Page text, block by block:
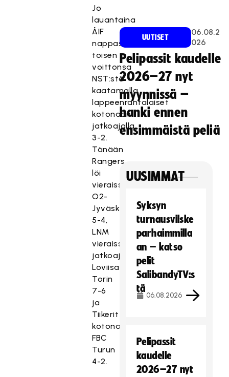
Jo
lauantaina
ÅIF
nappasi
toisen
voittonsa
NST:stä
kaatamalla
lappeenrantalaiset
kotonaan
jatkoajalla
3-2.
Tänään
Rangers
löi
vieraissa
O2-
Jyväskylän
5-4,
LNM
vieraissa
jatkoajalla
Loviisan
Torin
7-6
ja
Tiikerit
kotonaan
FBC
Turun
4-2.
UUTISET
06.08.2
026
Pelipassit kaudelle
2026–27 nyt
myynnissä –
hanki ennen
ensimmäistä peliä
UUSIMMAT
Syksyn
turnausvilske
parhaimmilla
an – katso
pelit
SalibandyTV:s
tä
06.08.2026
Pelipassit
kaudelle
2026–27 nyt